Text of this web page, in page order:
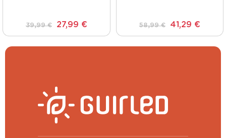
39,99 € 27,99 € 58,99 € 41,29 €